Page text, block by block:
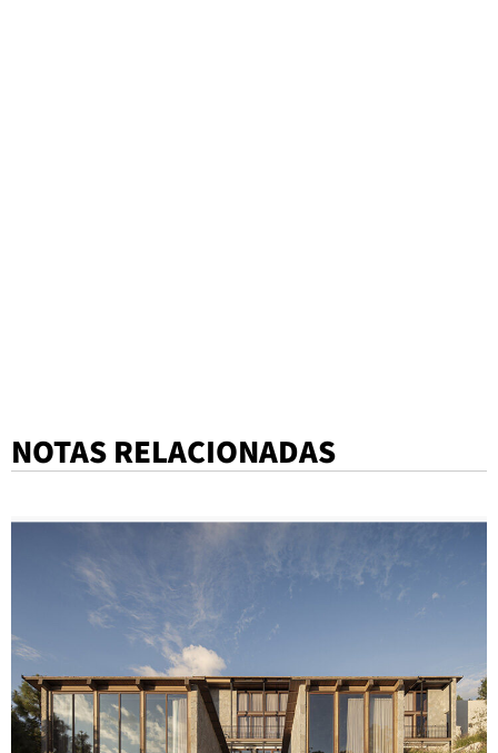
NOTAS RELACIONADAS